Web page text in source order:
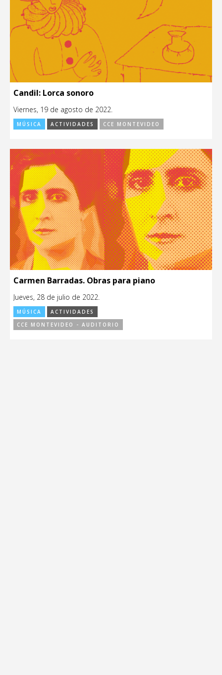
Candil: Lorca sonoro
Viernes, 19 de agosto de 2022.
MÚSICA ACTIVIDADES CCE MONTEVIDEO
Carmen Barradas. Obras para piano
Jueves, 28 de julio de 2022.
MÚSICA
ACTIVIDADES
CCE MONTEVIDEO - AUDITORIO